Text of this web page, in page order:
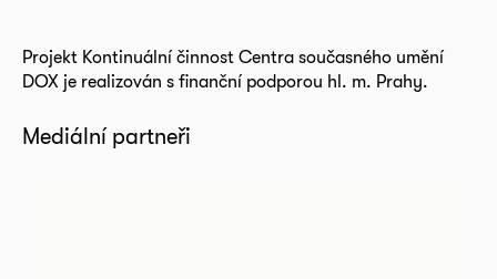
Projekt Kontinuální činnost Centra současného umění
DOX je realizován s finanční podporou hl. m. Prahy.
Mediální partneři